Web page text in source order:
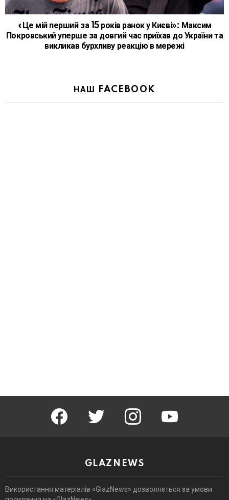
«Це мій перший за 15 років ранок у Києві»: Максим
Покровський уперше за довгий час приїхав до України та
викликав бурхливу реакцію в мережі
НАШ FACEBOOK
facebook twitter instagram youtube
GLAZNEWS
Використання матеріалів «GlazNews» дозволяється за умови